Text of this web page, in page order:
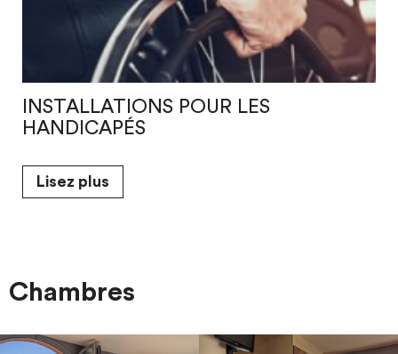
INSTALLATIONS POUR LES
HANDICAPÉS
Lisez plus
Chambres